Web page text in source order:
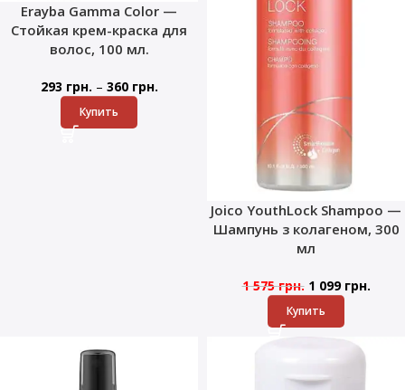
Erayba Gamma Color —
Стойкая крем-краска для
волос, 100 мл.
293 грн. – 360 грн.
Купить
Joico YouthLock Shampoo —
Шампунь з колагеном, 300
мл
1 575грн. 1 099 грн.
Купить